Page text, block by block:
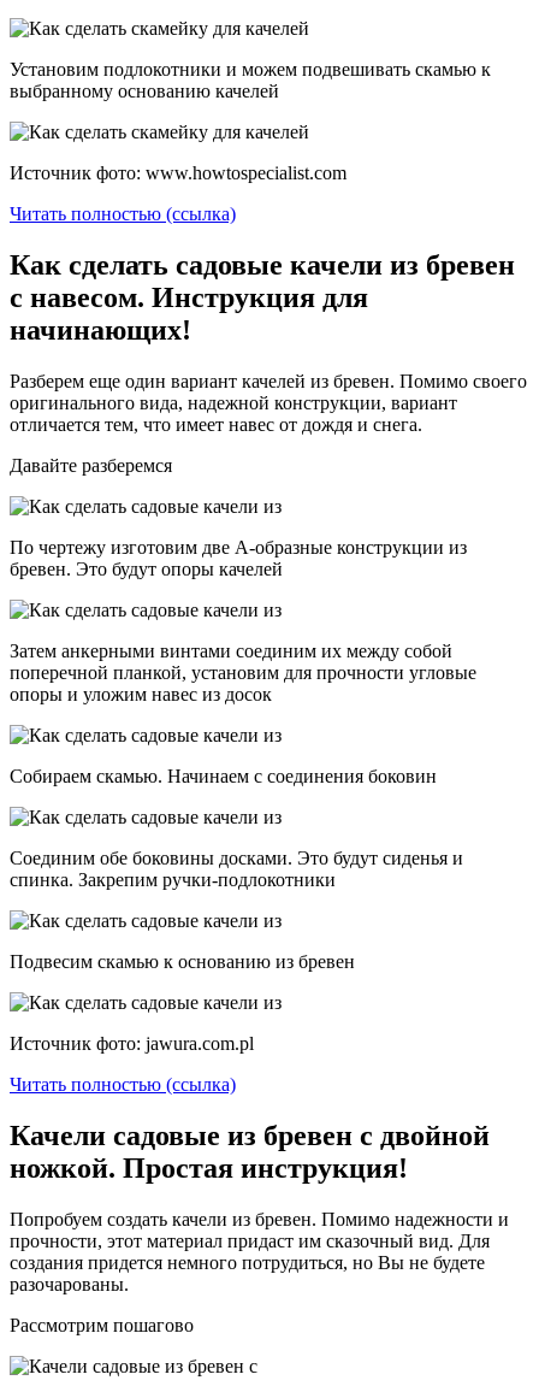
Установим подлокотники и можем подвешивать скамью к
выбранному основанию качелей
Источник фото: www.howtospecialist.com
Читать полностью (ссылка)
Как сделать садовые качели из бревен
с навесом. Инструкция для
начинающих!
Разберем еще один вариант качелей из бревен. Помимо своего
оригинального вида, надежной конструкции, вариант
отличается тем, что имеет навес от дождя и снега.
Давайте разберемся
По чертежу изготовим две А-образные конструкции из
бревен. Это будут опоры качелей
Затем анкерными винтами соединим их между собой
поперечной планкой, установим для прочности угловые
опоры и уложим навес из досок
Собираем скамью. Начинаем с соединения боковин
Соединим обе боковины досками. Это будут сиденья и
спинка. Закрепим ручки-подлокотники
Подвесим скамью к основанию из бревен
Источник фото: jawura.com.pl
Читать полностью (ссылка)
Качели садовые из бревен с двойной
ножкой. Простая инструкция!
Попробуем создать качели из бревен. Помимо надежности и
прочности, этот материал придаст им сказочный вид. Для
создания придется немного потрудиться, но Вы не будете
разочарованы.
Рассмотрим пошагово